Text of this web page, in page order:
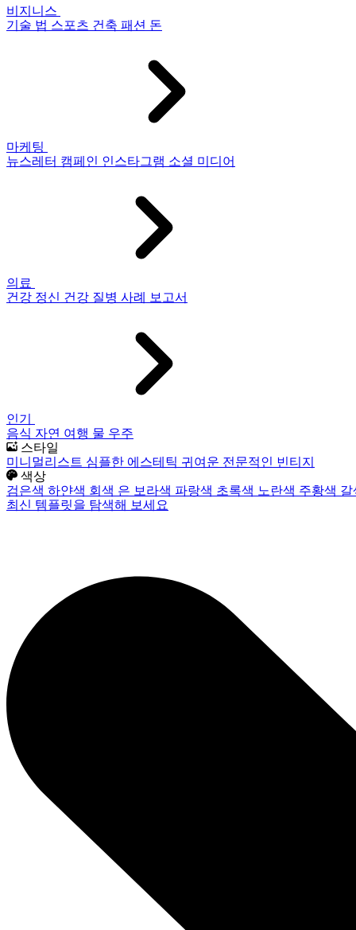
비지니스
기술 법 스포츠 건축 패션 돈
마케팅
뉴스레터 캠페인 인스타그램 소셜 미디어
의료
건강 정신 건강 질병 사례 보고서
인기
음식 자연 여행 물 우주
스타일
미니멀리스트 심플한 에스테틱 귀여운 전문적인 빈티지
색상
검은색 하얀색 회색 은 보라색 파랑색 초록색 노란색 주황색
최신 템플릿을 탐색해 보세요